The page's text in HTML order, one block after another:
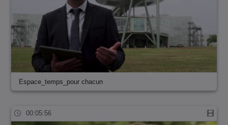
Espace_temps_pour chacun
00:05:56